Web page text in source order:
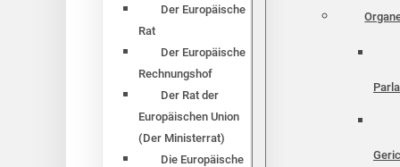
Der Europäische
Rat
Der Europäische
Rechnungshof
Der Rat der
Europäischen Union
(Der Ministerrat)
Die Europäische